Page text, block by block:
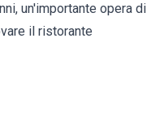
un'importante opera di
il ristorante